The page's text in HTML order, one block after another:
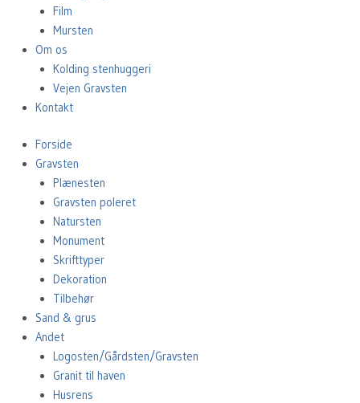
Film
Mursten
Om os
Kolding stenhuggeri
Vejen Gravsten
Kontakt
Forside
Gravsten
Plænesten
Gravsten poleret
Natursten
Monument
Skrifttyper
Dekoration
Tilbehør
Sand & grus
Andet
Logosten/Gårdsten/Gravsten
Granit til haven
Husrens